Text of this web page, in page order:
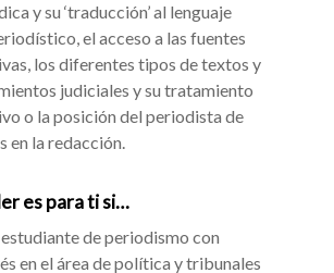
y su ‘traducción’ al lenguaje
el acceso a las fuentes
los diferentes tipos de textos y
judiciales y su tratamiento
o la posición del periodista de
en la redacción.
es para ti si…
estudiante de periodismo con
en el área de política y tribunales